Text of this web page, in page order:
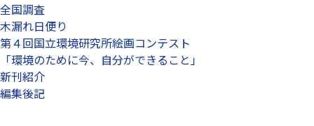
全国調査
木漏れ日便り
第４回国立環境研究所絵画コンテスト
「環境のために今、自分ができること」
新刊紹介
編集後記